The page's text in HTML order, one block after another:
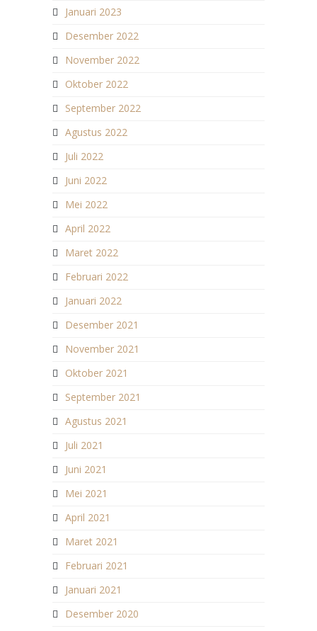
Januari 2023
Desember 2022
November 2022
Oktober 2022
September 2022
Agustus 2022
Juli 2022
Juni 2022
Mei 2022
April 2022
Maret 2022
Februari 2022
Januari 2022
Desember 2021
November 2021
Oktober 2021
September 2021
Agustus 2021
Juli 2021
Juni 2021
Mei 2021
April 2021
Maret 2021
Februari 2021
Januari 2021
Desember 2020